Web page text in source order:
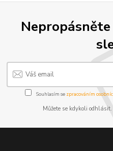
Souhlasím se zpracováním
Můžete se kdykoli